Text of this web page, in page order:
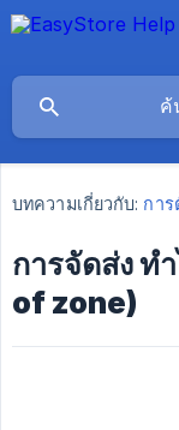
บทความเกี่ยวกับ: การ
การจัดส่ง ท
of zone)